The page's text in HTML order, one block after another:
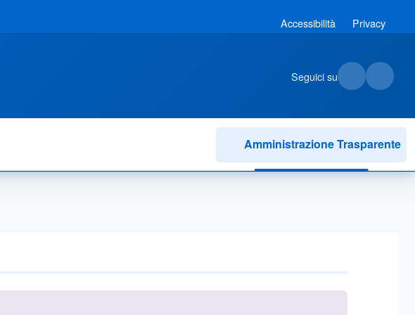
Accessibilità Privacy
Seguici su
Amministrazione Trasparente